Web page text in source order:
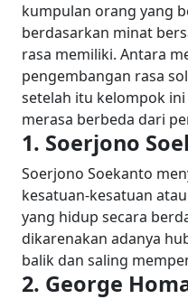
kumpulan orang yang
berdasarkan minat
rasa memiliki. Antara
pengembangan rasa
setelah itu kelompok
merasa berbeda dari
1. Soerjono
Soerjono Soekanto
kesatuan-kesatuan
yang hidup secara
dikarenakan adanya
balik dan saling
2. George